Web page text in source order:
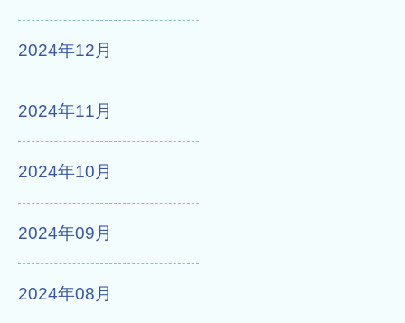
2024年12月
2024年11月
2024年10月
2024年09月
2024年08月